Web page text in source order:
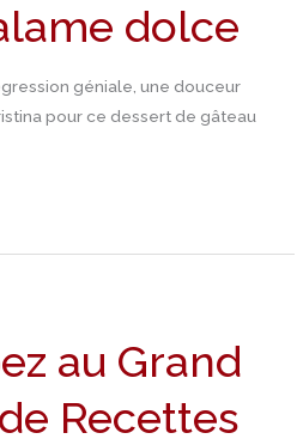
dolce
géniale, une douceur
pour ce dessert de gâteau
au Grand
Recettes